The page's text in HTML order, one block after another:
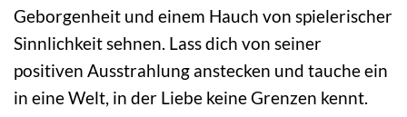
Geborgenheit und einem Hauch von spielerischer
Sinnlichkeit sehnen. Lass dich von seiner
positiven Ausstrahlung anstecken und tauche ein
in eine Welt, in der Liebe keine Grenzen kennt.